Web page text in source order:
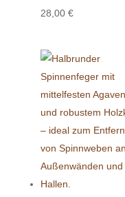
28,00 €